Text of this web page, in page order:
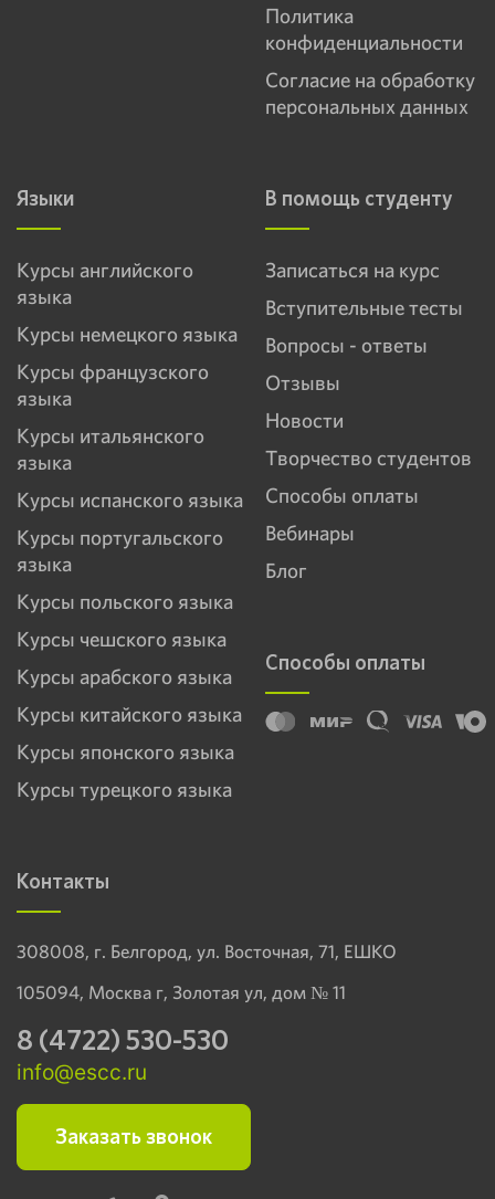
Политика
конфиденциальности
Согласие на обработку
персональных данных
В помощь студенту
Записаться на курс
Вступительные тесты
Вопросы - ответы
Отзывы
Новости
Творчество студентов
Способы оплаты
Вебинары
Блог
Способы оплаты
Языки
Курсы английского
языка
Курсы немецкого языка
Курсы французского
языка
Курсы итальянского
языка
Курсы испанского языка
Курсы португальского
языка
Курсы польского языка
Курсы чешского языка
Курсы арабского языка
Курсы китайского языка
Курсы японского языка
Курсы турецкого языка
Контакты
308008, г. Белгород, ул. Восточная, 71, ЕШКО
105094, Москва г, Золотая ул, дом № 11
8 (4722) 530-530
info@escc.ru
Заказать звонок